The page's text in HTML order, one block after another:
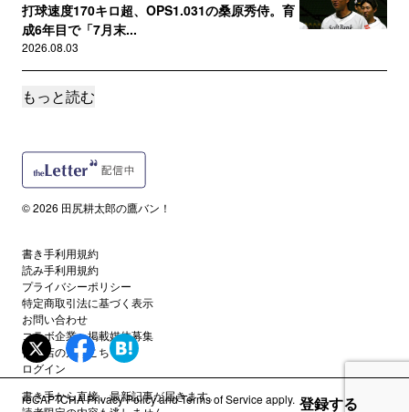
打球速度170キロ超、OPS1.031の桑原秀侍。育
成6年目で「7月末...
2026.08.03
サポートメンバー限定
2026.08.03
秋広優人がトップタイ8号も、斉藤和巳2軍監督
2026.08.02
サポートメンバー限定
波乱起きた！九州アジアリーグ後期Ｔ初日／試
合レポート＆写真
2026.08.01
読者限定
もっと読む
書き手から直接、最新記事が届きます。
登録する
© 2026 田尻耕太郎の鷹バン！
書き手利用規約
読み手利用規約
プライバシーポリシー
特定商取引法に基づく表示
お問い合わせ
コラボ企業・掲載媒体募集
代理店の方はこちら
ログイン
reCAPTCHAPrivacy PolicyandTerms of Serviceapply.